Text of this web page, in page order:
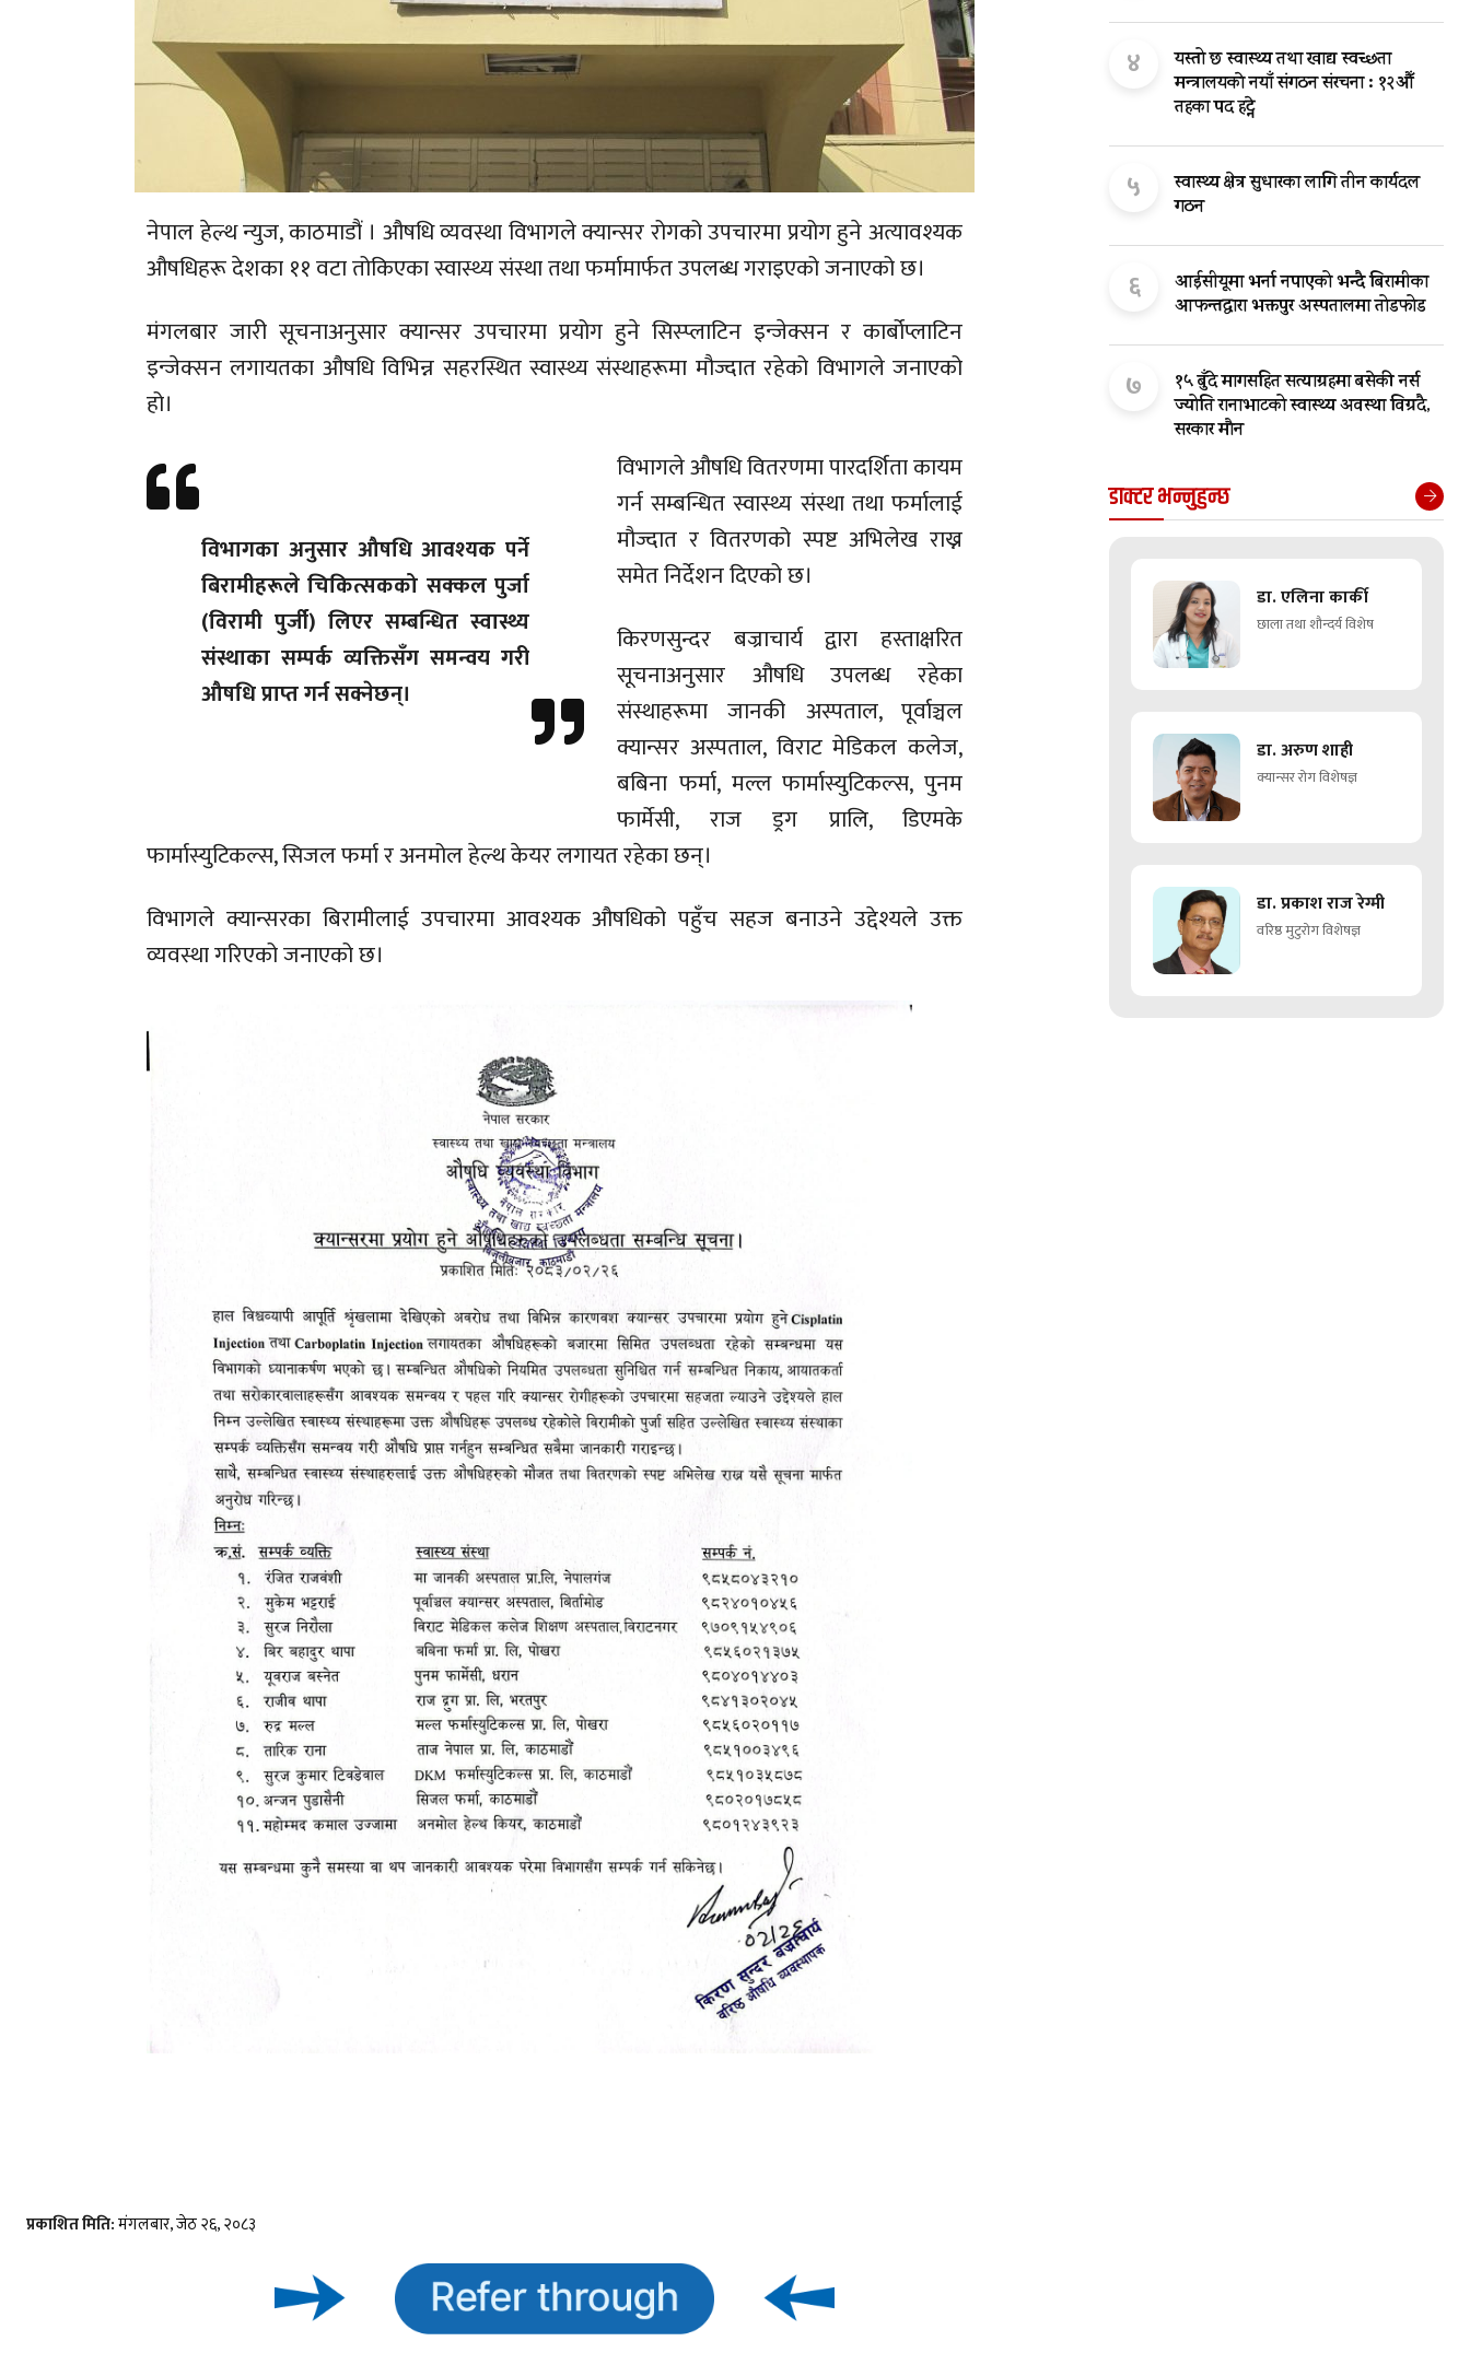
नेपाल हेल्थ न्युज, काठमाडौं । औषधि व्यवस्था विभागले क्यान्सर रोगको उपचारमा प्रयोग हुने अत्यावश्यक
औषधिहरू देशका ११ वटा तोकिएका स्वास्थ्य संस्था तथा फर्मामार्फत उपलब्ध गराइएको जनाएको छ।
मंगलबार जारी सूचनाअनुसार क्यान्सर उपचारमा प्रयोग हुने सिस्प्लाटिन इन्जेक्सन र कार्बोप्लाटिन
इन्जेक्सन लगायतका औषधि विभिन्न सहरस्थित स्वास्थ्य संस्थाहरूमा मौज्दात रहेको विभागले जनाएको
हो।
विभागका अनुसार औषधि आवश्यक पर्ने
बिरामीहरूले चिकित्सकको सक्कल पुर्जा
(विरामी पुर्जी) लिएर सम्बन्धित स्वास्थ्य
संस्थाका सम्पर्क व्यक्तिसँग समन्वय गरी
औषधि प्राप्त गर्न सक्नेछन्।
विभागले औषधि वितरणमा पारदर्शिता कायम
गर्न सम्बन्धित स्वास्थ्य संस्था तथा फर्मालाई
मौज्दात र वितरणको स्पष्ट अभिलेख राख्न
समेत निर्देशन दिएको छ।
किरणसुन्दर बज्राचार्य द्वारा हस्ताक्षरित
सूचनाअनुसार औषधि उपलब्ध रहेका
संस्थाहरूमा जानकी अस्पताल, पूर्वाञ्चल
क्यान्सर अस्पताल, विराट मेडिकल कलेज,
बबिना फर्मा, मल्ल फार्मास्युटिकल्स, पुनम
फार्मेसी, राज ड्रग प्रालि, डिएमके
फार्मास्युटिकल्स, सिजल फर्मा र अनमोल हेल्थ केयर लगायत रहेका छन्।
विभागले क्यान्सरका बिरामीलाई उपचारमा आवश्यक औषधिको पहुँच सहज बनाउने उद्देश्यले उक्त
व्यवस्था गरिएको जनाएको छ।
प्रकाशित मिति:मंगलबार, जेठ २६, २०८३
४
यस्तो छ स्वास्थ्य तथा खाद्य स्वच्छता
मन्त्रालयकाे नयाँ संगठन संरचना : १२औँ
तहका पद हट्ने
५
स्वास्थ्य क्षेत्र सुधारका लागि तीन कार्यदल
गठन
६
आईसीयूमा भर्ना नपाएको भन्दै बिरामीका
आफन्तद्वारा भक्तपुर अस्पतालमा तोडफोड
७
१५ बुँदे मागसहित सत्याग्रहमा बसेकी नर्स
ज्योति रानाभाटको स्वास्थ्य अवस्था विग्रदै,
सरकार मौन
डाक्टर भन्नुहुन्छ
डा. एलिना कार्की
छाला तथा शौन्दर्य विशेष
डा. अरुण शाही
क्यान्सर रोग विशेषज्ञ
डा. प्रकाश राज रेग्मी
वरिष्ठ मुटुरोग विशेषज्ञ